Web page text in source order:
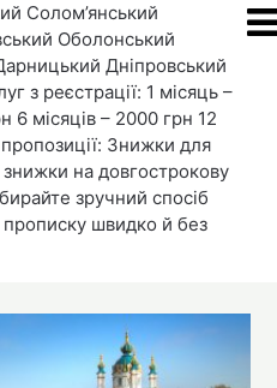
Солом’янський
Оболонський
Дніпровський
з реєстрації: 1 місяць –
6 місяців – 2000 грн 12
пропозиції: Знижки для
знижки на довгострокову
зручний спосіб
швидко й без